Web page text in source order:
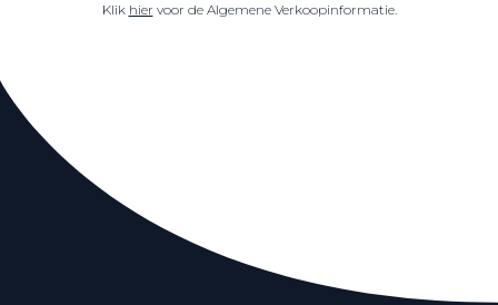
Klik hier voor de Algemene Verkoopinformatie.